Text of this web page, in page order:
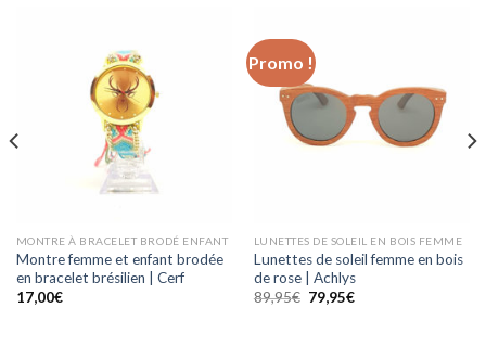
MONTRE À BRACELET BRODÉ ENFANT
Montre femme et enfant brodée
en bracelet brésilien | Cerf
17,00€
Promo !
LUNETTES DE SOLEIL EN BOIS FEMME
Lunettes de soleil femme en bois
de rose | Achlys
89,95€ Le
prix
79,95€Le